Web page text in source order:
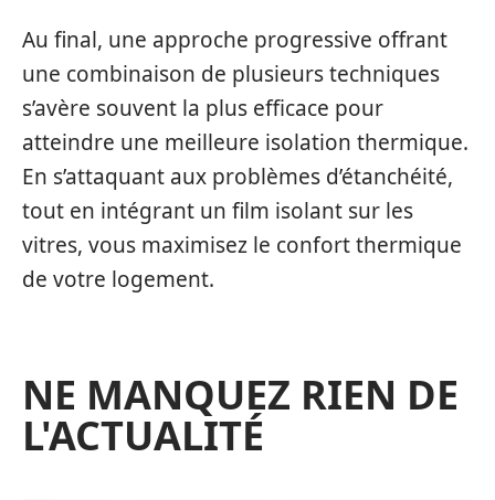
Au final, une approche progressive offrant
une combinaison de plusieurs techniques
s’avère souvent la plus efficace pour
atteindre une meilleure isolation thermique.
En s’attaquant aux problèmes d’étanchéité,
tout en intégrant un film isolant sur les
vitres, vous maximisez le confort thermique
de votre logement.
NE MANQUEZ RIEN DE
L'ACTUALITÉ